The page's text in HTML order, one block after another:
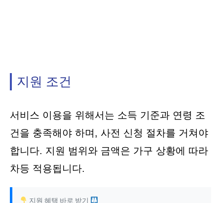
지원 조건
서비스 이용을 위해서는 소득 기준과 연령 조
건을 충족해야 하며, 사전 신청 절차를 거쳐야
합니다. 지원 범위와 금액은 가구 상황에 따라
차등 적용됩니다.
지원 혜택 바로 받기